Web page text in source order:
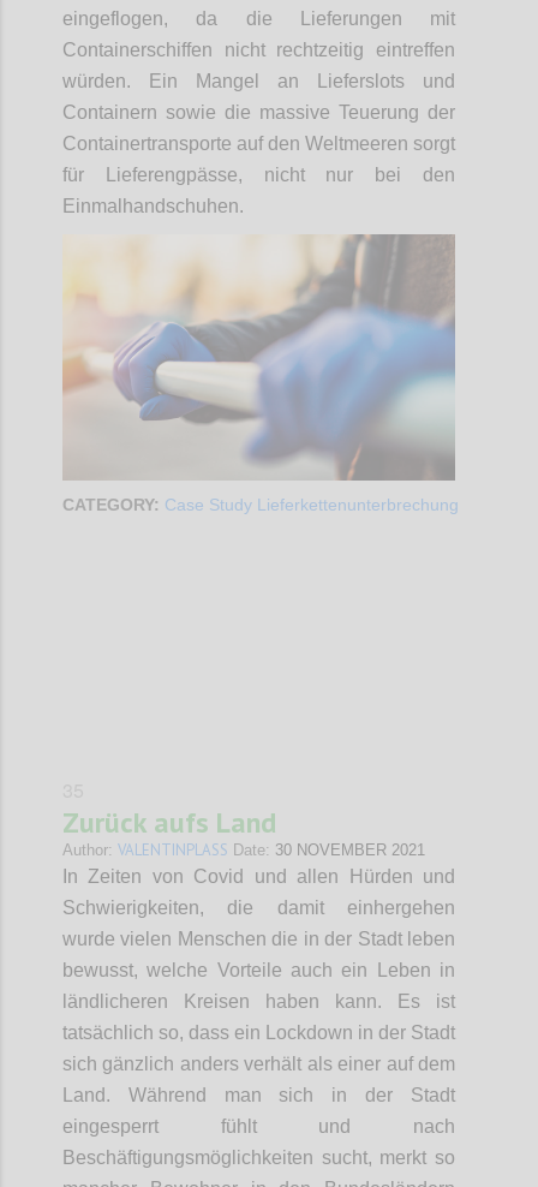
eingeflogen, da die Lieferungen mit
Containerschiffen nicht rechtzeitig eintreffen
würden. Ein Mangel an Lieferslots und
Containern sowie die massive Teuerung der
Containertransporte auf den Weltmeeren sorgt
für Lieferengpässe, nicht nur bei den
Einmalhandschuhen.
CATEGORY: Case Study Lieferkettenunterbrechung
Zurück aufs Land
Author: VALENTINPLASS Date: 30 NOVEMBER 2021
In Zeiten von Covid und allen Hürden und
Schwierigkeiten, die damit einhergehen
wurde vielen Menschen die in der Stadt leben
bewusst, welche Vorteile auch ein Leben in
ländlicheren Kreisen haben kann. Es ist
tatsächlich so, dass ein Lockdown in der Stadt
sich gänzlich anders verhält als einer auf dem
Land. Während man sich in der Stadt
eingesperrt fühlt und nach
Beschäftigungsmöglichkeiten sucht, merkt so